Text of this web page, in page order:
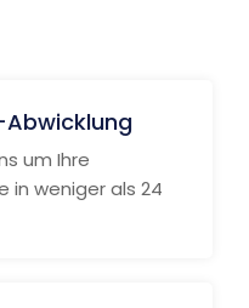
Abwicklung
um Ihre
in weniger als 24